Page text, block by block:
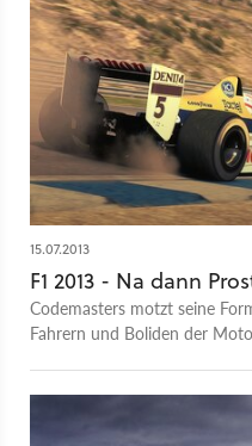
15.07.2013
F1 2013 - Na dann
Codemasters motzt seine
Fahrern und Boliden der